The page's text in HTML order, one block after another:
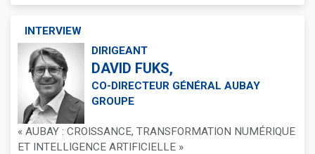
INTERVIEW
DIRIGEANT
DAVID FUKS,
CO-DIRECTEUR GÉNÉRAL AUBAY
GROUPE
« AUBAY : CROISSANCE, TRANSFORMATION NUMÉRIQUE
ET INTELLIGENCE ARTIFICIELLE »